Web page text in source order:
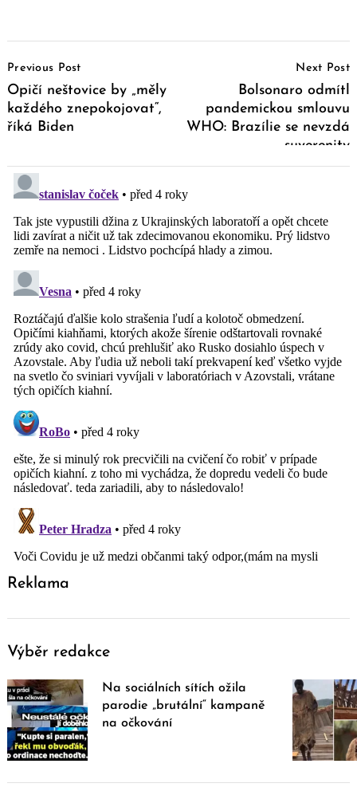
Navigation
Previous Post
Opičí neštovice by „měly
každého znepokojovat“,
říká Biden
Next Post
Bolsonaro odmítl
pandemickou smlouvu
WHO: Brazílie se nevzdá
suverenity
Reklama
Výběr redakce
Na sociálních sítích ožila
parodie „brutální“ kampaně
na očkování